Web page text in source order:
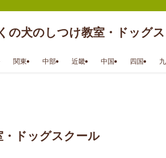
の犬のしつけ教室・ドッグ
関東 中部 近畿 中国 四国
ドッグスクール